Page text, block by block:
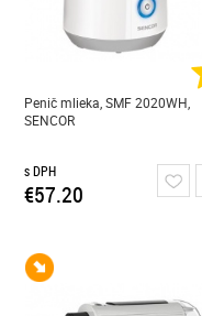
Penič mlieka, SMF 2020WH,
SENCOR
s DPH
€57.20